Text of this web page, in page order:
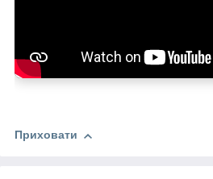
Охолодження:
Приховати